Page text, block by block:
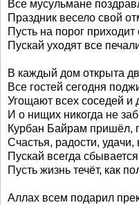
Все мусульмане
Праздник весело свой
Пусть на порог приходит
Пускай уходят все
В каждый дом открыта
Все гостей сегодня
Угощают всех соседей и
И о нищих никогда не
Курбан Байрам пришёл,
Счастья, радости,
Пускай всегда
Пусть жизнь течёт, как
Аллах всем подарил